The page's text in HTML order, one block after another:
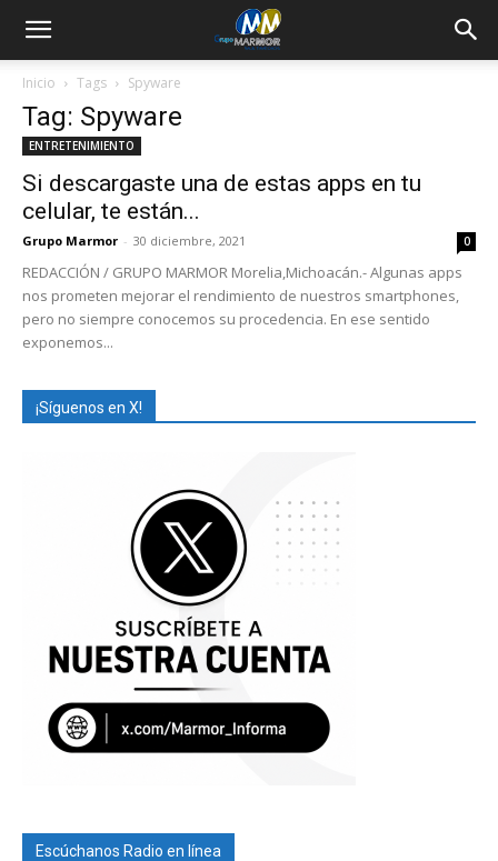
Inicio Tags Spyware
Tag: Spyware
ENTRETENIMIENTO
Si descargaste una de estas apps en tu
celular, te están...
Grupo Marmor - 30 diciembre, 2021 0
REDACCIÓN / GRUPO MARMOR Morelia,Michoacán.- Algunas apps
nos prometen mejorar el rendimiento de nuestros smartphones,
pero no siempre conocemos su procedencia. En ese sentido
exponemos...
¡Síguenos en X!
Escúchanos Radio en línea